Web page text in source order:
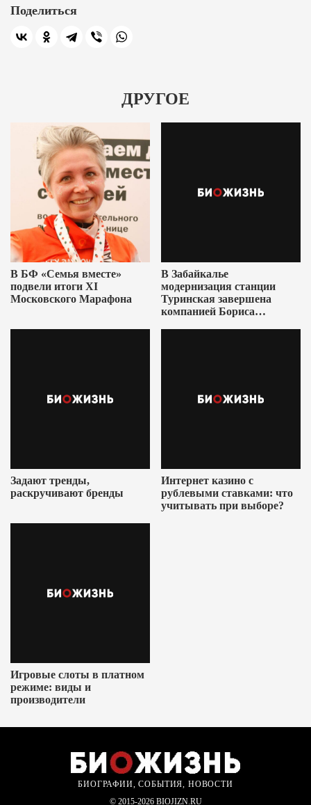
Поделиться
ДРУГОЕ
В БФ «Семья вместе»
подвели итоги XI
Московского Марафона
В Забайкалье
модернизация станции
Туринская завершена
компанией Бориса
Задают тренды,
раскручивают бренды
Интернет казино с
рублевыми ставками: что
учитывать при выборе?
Игровые слоты в платном
режиме: виды и
производители
БИОГРАФИИ, СОБЫТИЯ, НОВОСТИ
© 2015-2026 BIOJIZN.RU